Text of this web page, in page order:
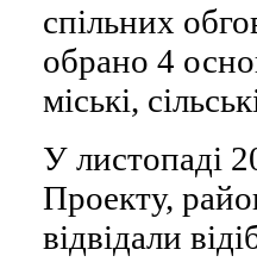
спільних
обрано 4
міські,
У листопаді
Проекту,
відвідали